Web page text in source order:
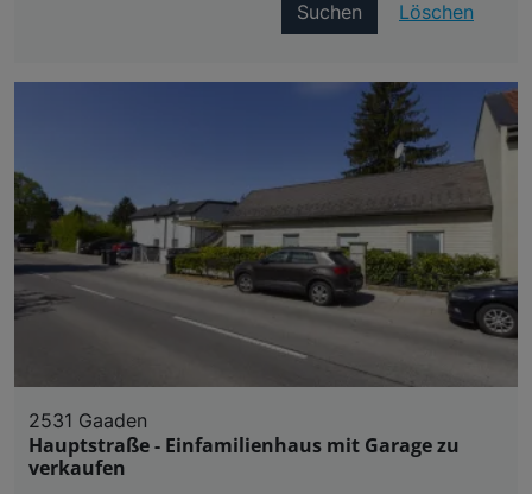
Suchen Löschen
2531 Gaaden
Hauptstraße - Einfamilienhaus mit Garage zu
verkaufen